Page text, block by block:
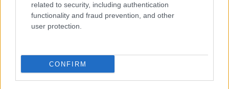
related to security, including authentication
functionality and fraud prevention, and other
user protection.
CONFIRM
Hogyan kerültek ezek a művek a múzeum
tulajdonába?
Részben vásárlással, részben ajándékozás útján. Ezek a
művek szerves részét képezik a gyűjteményünknek, hiszen